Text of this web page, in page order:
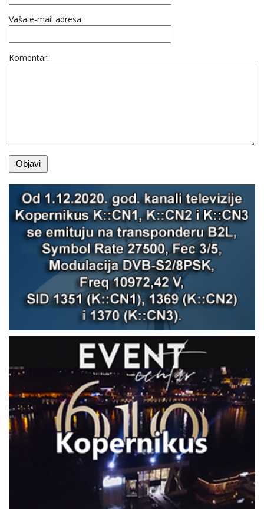
Vaša e-mail adresa:
Komentar: